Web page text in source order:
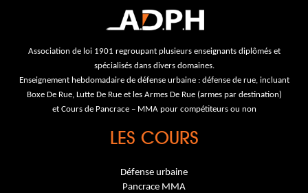
Association de loi 1901 regroupant plusieurs enseignants diplômés et
spécialisés dans divers domaines.
Enseignement hebdomadaire de défense urbaine : défense de rue, incluant
Boxe De Rue, Lutte De Rue et les Armes De Rue (armes par destination)
et Cours de Pancrace – MMA pour compétiteurs ou non
LES COURS
Défense urbaine
Pancrace MMA